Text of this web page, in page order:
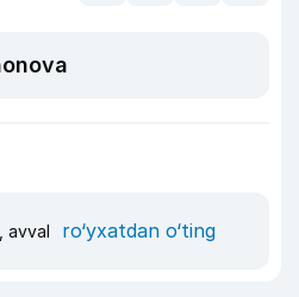
avval ro‘yxatdan o‘ting